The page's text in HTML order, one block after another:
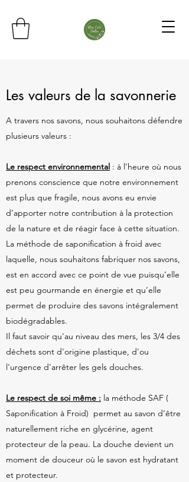
Les valeurs de la savonnerie
A travers nos savons, nous souhaitons défendre
plusieurs valeurs :
Le respect environnemental : à l’heure où nous
prenons conscience que notre environnement
est plus que fragile, nous avons eu envie
d’apporter notre contribution à la protection
de la nature et de réagir face à cette situation.
La méthode de saponification à froid avec
laquelle, nous souhaitons fabriquer nos savons,
est en accord avec ce point de vue puisqu’elle
est peu gourmande en énergie et qu’elle
permet de produire des savons intégralement
biodégradables.
Il faut savoir qu'au niveau des mers, les 3/4 des
déchets sont d'origine plastique, d'ou
l'urgence d'arrêter les gels douches.
Le respect de soi même : la méthode SAF (
Saponification à Froid) permet au savon d’être
naturellement riche en glycérine, agent
protecteur de la peau. La douche devient un
moment de douceur où le savon est hydratant
et protecteur.